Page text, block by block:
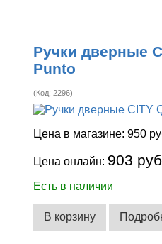
Ручки дверные
Punto
(Код:2296)
Цена в магазине:950
Цена онлайн: 903
Есть в наличии
В корзину